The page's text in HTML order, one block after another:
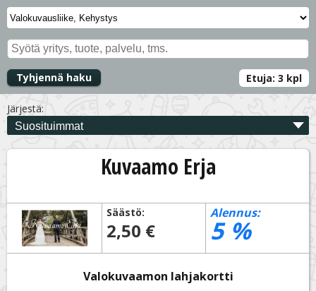
Tyhjennä haku Etuja: 3 kpl
Järjestä:
Kuvaamo Erja
Säästö:
2,50 €
Alennus:
5%
Valokuvaamon lahjakortti